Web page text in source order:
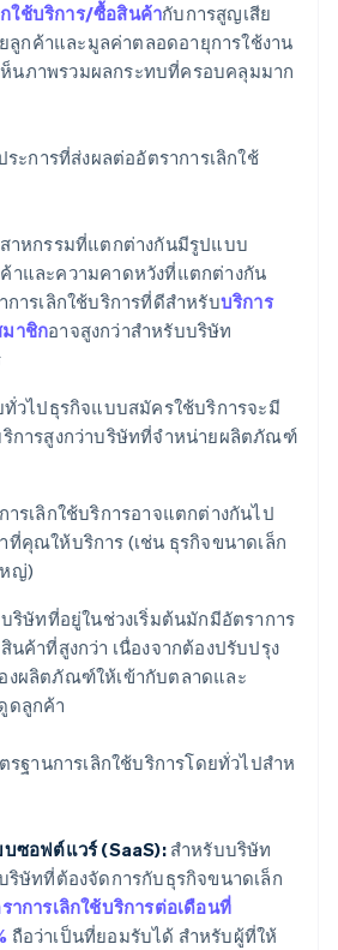
กใช้บริการ/ซื้อสินค้ากับการสูญเสีย
ลูกค้าและมูลค่าตลอดอายุการใช้งาน
ห็นภาพรวมผลกระทบที่ครอบคลุมมาก
ะการที่ส่งผลต่ออัตราการเลิกใช้
าหกรรมที่แตกต่างกันมีรูปแบบ
าและความคาดหวังที่แตกต่างกัน
การเลิกใช้บริการที่ดีสําหรับบริการ
าชิกอาจสูงกว่าสําหรับบริษัท
วไปธุรกิจแบบสมัครใช้บริการจะมี
ริการสูงกว่าบริษัทที่จําหน่ายผลิตภัณฑ์
ารเลิกใช้บริการอาจแตกต่างกันไป
ที่คุณให้บริการ (เช่น ธุรกิจขนาดเล็ก
ญ่)
บริษัทที่อยู่ในช่วงเริ่มต้นมักมีอัตราการ
นค้าที่สูงกว่า เนื่องจากต้องปรับปรุง
งผลิตภัณฑ์ให้เข้ากับตลาดและ
ดลูกค้า
ฐานการเลิกใช้บริการโดยทั่วไปสําห
บซอฟต์แวร์ (SaaS):สำหรับบริษัท
ริษัทที่ต้องจัดการกับธุรกิจขนาดเล็ก
าการเลิกใช้บริการต่อเดือนที่
ถือว่าเป็นที่ยอมรับได้ สำหรับผู้ที่ให้